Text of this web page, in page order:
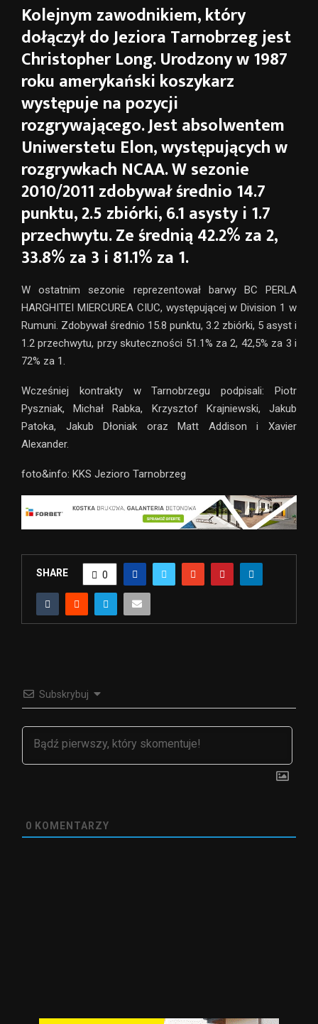
Kolejnym zawodnikiem, który
dołączył do Jeziora Tarnobrzeg jest
Christopher Long. Urodzony w 1987
roku amerykański koszykarz
występuje na pozycji
rozgrywającego. Jest absolwentem
Uniwerstetu Elon, występujących w
rozgrywkach NCAA. W sezonie
2010/2011 zdobywał średnio 14.7
punktu, 2.5 zbiórki, 6.1 asysty i 1.7
przechwytu. Ze średnią 42.2% za 2,
33.8% za 3 i 81.1% za 1.
W ostatnim sezonie reprezentował barwy BC PERLA
HARGHITEI MIERCUREA CIUC, występującej w Division 1 w
Rumuni. Zdobywał średnio 15.8 punktu, 3.2 zbiórki, 5 asyst i
1.2 przechwytu, przy skuteczności 51.1% za 2, 42,5% za 3 i
72% za 1.
Wcześniej kontrakty w Tarnobrzegu podpisali: Piotr
Pyszniak, Michał Rabka, Krzysztof Krajniewski, Jakub
Patoka, Jakub Dłoniak oraz Matt Addison i Xavier
Alexander.
foto&info: KKS Jezioro Tarnobrzeg
SHARE 0
Subskrybuj
0 KOMENTARZY